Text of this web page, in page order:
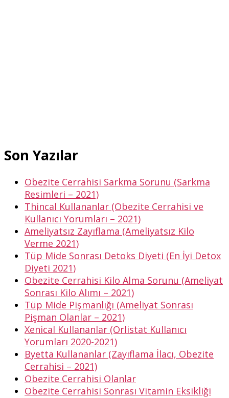
Son Yazılar
Obezite Cerrahisi Sarkma Sorunu (Sarkma
Resimleri – 2021)
Thincal Kullananlar (Obezite Cerrahisi ve
Kullanıcı Yorumları – 2021)
Ameliyatsız Zayıflama (Ameliyatsız Kilo
Verme 2021)
Tüp Mide Sonrası Detoks Diyeti (En İyi Detox
Diyeti 2021)
Obezite Cerrahisi Kilo Alma Sorunu (Ameliyat
Sonrası Kilo Alımı – 2021)
Tüp Mide Pişmanlığı (Ameliyat Sonrası
Pişman Olanlar – 2021)
Xenical Kullananlar (Orlistat Kullanıcı
Yorumları 2020-2021)
Byetta Kullananlar (Zayıflama İlacı, Obezite
Cerrahisi – 2021)
Obezite Cerrahisi Olanlar
Obezite Cerrahisi Sonrası Vitamin Eksikliği